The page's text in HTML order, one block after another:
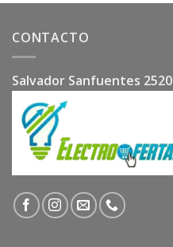
CONTACTO
Salvador Sanfuentes